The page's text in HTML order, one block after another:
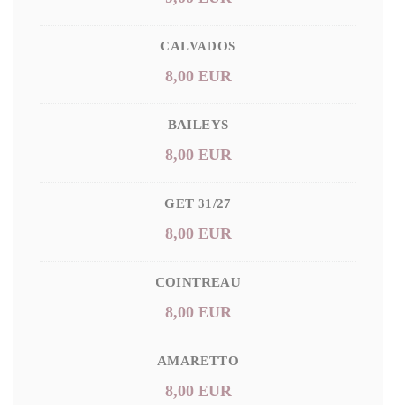
CALVADOS
8,00 EUR
BAILEYS
8,00 EUR
GET 31/27
8,00 EUR
COINTREAU
8,00 EUR
AMARETTO
8,00 EUR